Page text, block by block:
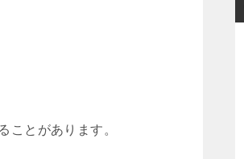
ことがあります。